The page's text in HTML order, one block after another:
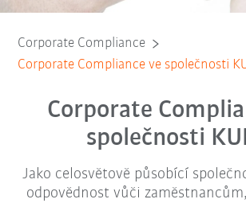
Corporate Compliance
Corporate Compliance ve společnosti
Corporate
společnosti
Jako celosvětově působící
odpovědnost vůči